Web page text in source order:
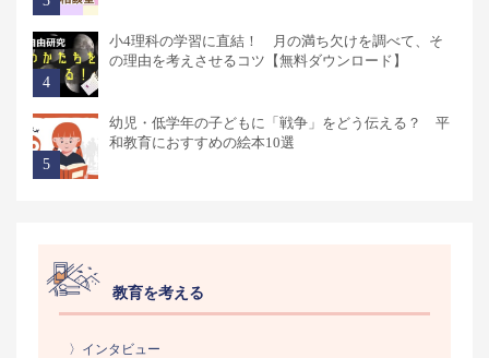
小4理科の学習に直結！ 月の満ち欠けを調べて、そ
の理由を考えさせるコツ【無料ダウンロード】
幼児・低学年の子どもに「戦争」をどう伝える？ 平
和教育におすすめの絵本10選
教育を考える
〉インタビュー